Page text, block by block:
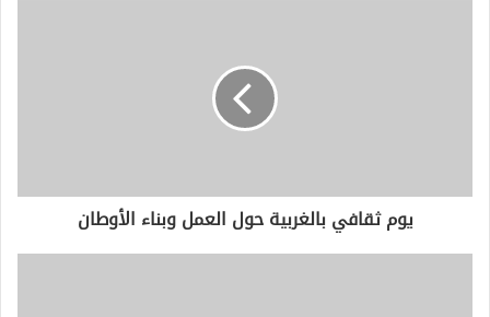
ر
ي
يوم ثقافي بالغربية حول العمل وبناء الأوطان